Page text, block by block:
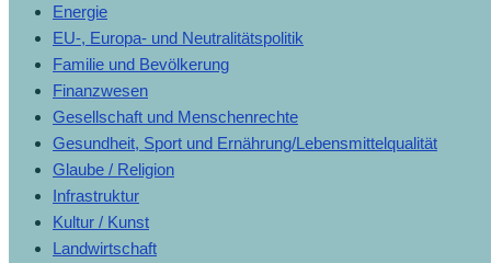
Energie
EU-, Europa- und Neutralitätspolitik
Familie und Bevölkerung
Finanzwesen
Gesellschaft und Menschenrechte
Gesundheit, Sport und Ernährung/Lebensmittelqualität
Glaube / Religion
Infrastruktur
Kultur / Kunst
Landwirtschaft